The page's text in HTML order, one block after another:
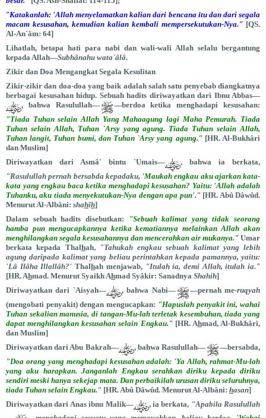
"Katakanlah: 'Allah menyelamatkan kalian dari bencana itu dan dari segala
macam kesusahan, kemudian kalian kembali mempersekutukan-Nya." [QS.
Al-An`âm: 64]
Lihatlah, betapa hati para nabi dan wali-wali Allah selalu bergantung
kepada Allah—Subhânahu wata`âlâ.
Zikir dan Doa Mengangkat Segala Kesulitan
Zikir-zikir dan doa-doa yang baik adalah salah satu penyebab diangkatnya
berbagai kesusahan hidup. Sebuah hadits diriwayatkan dari Ibnu Abbas—
, bahwa Rasulullah—
—berdoa ketika menghadapi kesusahan:
"Tiada Tuhan selain Allah Yang Mahaagung lagi Maha Pemurah. Tiada
Tuhan selain Allah, Tuhan `Arsy yang agung. Tiada Tuhan selain Allah,
Tuhan langit, Tuhan bumi, dan Tuhan `Arsy yang agung."[HR. Al-Bukhâri
dan Muslim]
Diriwayatkan dari Asmâ' bintu `Umais—
, bahwa ia berkata,
"Rasulullah pernah bersabda kepadaku, 'Maukah engkau aku ajarkan kata-
kata yang engkau baca ketika menghadapi kesusahan? Yaitu: 'Allah adalah
Tuhanku, aku tiada menyekutukan-Nya dengan apa pun'. "[HR. Abû Dâwûd.
Menurut Al-Albâni: shahîh]
Dalam sebuah hadits disebutkan:
"Sebuah kalimat yang tidak seorang
hamba pun mengucapkannya ketika kematiannya melainkan Allah akan
menghilangkan segala kesusahannya dan mencerahkan air mukanya." Umar
berkata kepada Thalhah, "Tahukah engkau sebuah kalimat yang lebih
agung daripada kalimat yang beliau perintahkan kepada pamannya, yaitu:
'Lâ Ilâha Illallâh?'Thalhah menjawab, "Itulah ia, demi Allah, itulah ia."
[HR. Ahmad. Menurut Syaikh Ahmad Syâkir: Sanadnya Shahih]
Diriwayatkan dari `Aisyah—
, bahwa Nabi— —pernah me-ruqyah
(mengobati penyakit) dengan mengucapkan: "Hapuslah penyakit ini, wahai
Tuhan sekalian manusia, di tangan-Mu-lah terletak kesembuhan, tiada yang
dapat menghilangkan kesusahan selain Engkau."[HR. Ahmad, Al-Bukhâri,
dan Muslim]
Diriwayatkan dari Abu Bakrah—
, bahwa Rasulullah—
—bersabda,
"Doa orang yang menghadapi kesusahan adalah: 'Ya Allah, rahmat-Mu-lah
yang aku harapkan. Janganlah Engkau serahkan diriku kepada diriku
sendiri meski hanya sekejap mata. Dan perbaikilah urusan diriku seluruhnya,
tiada Tuhan selain Engkau." [HR. Abû Dâwûd. Menurut Al-Albâni: hasan]
Diriwayatkan dari Anas ibnu Malik—
, ia berkata, "Apabila Rasulullah